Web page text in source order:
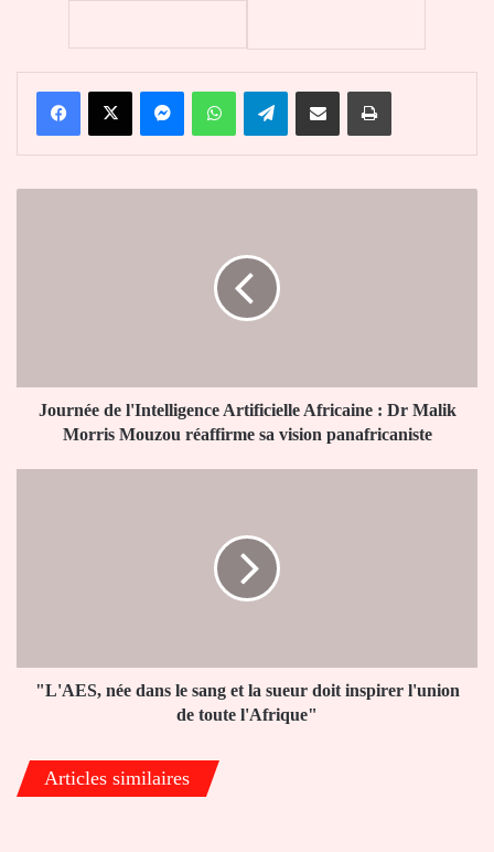
FacebookX MessengerWhatsAppTelegramPartager par email Imprimer
Morris
Mouzou
réaffirme
Journée de l'Intelligence Artificielle Africaine : Dr Malik
Morris Mouzou réaffirme sa vision panafricaniste
doit
inspirer
toute
l'Afrique"
"L'AES, née dans le sang et la sueur doit inspirer l'union
de toute l'Afrique"
Articles similaires